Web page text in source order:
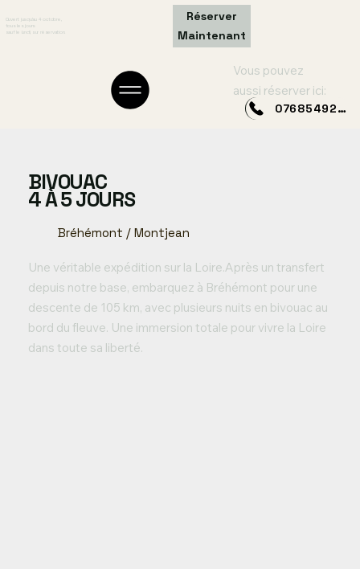
Ouvert jusqu’au 4 octobre,
tous les jours
sauf le lundi, sur réservation.
Réserver
Maintenant
Vous pouvez
aussi réserver ici:
0768549249
BIVOUAC
4 À 5 JOURS
Bréhémont / Montjean
Une véritable expédition sur la Loire.Après un transfert
depuis notre base, embarquez à Bréhémont pour une
descente de 105 km, avec plusieurs nuits en bivouac au
bord du fleuve. Une immersion totale pour vivre la Loire
dans toute sa liberté.